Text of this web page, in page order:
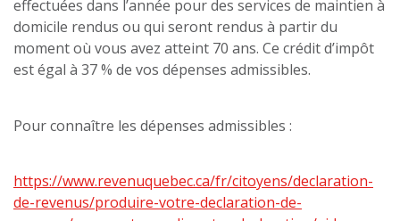
effectuées dans l’année pour des services de maintien à
domicile rendus ou qui seront rendus à partir du
moment où vous avez atteint 70 ans. Ce crédit d’impôt
est égal à 37 % de vos dépenses admissibles.
Pour connaître les dépenses admissibles :
https://www.revenuquebec.ca/fr/citoyens/declaration-
de-revenus/produire-votre-declaration-de-